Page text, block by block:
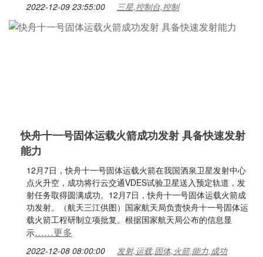
2022-12-09 23:55:00 三星,控制台,控制
快舟十一号固体运载火箭成功发射 具备快速发射
能力
12月7日，快舟十一号固体运载火箭在我国酒泉卫星发射中心
点火升空，成功将行云交通VDES试验卫星送入预定轨道，发
射任务取得圆满成功。12月7日，快舟十一号固体运载火箭成
功发射。（航天三江供图）国家航天局负责快舟十一号固体运
载火箭工程研制立项批复。根据国家航天局公布的信息显
示……更多
2022-12-08 08:00:00 发射,运载,固体,火箭,能力,成功